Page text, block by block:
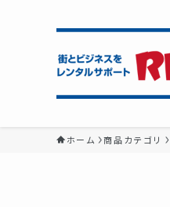
ホーム 商品カテゴリ